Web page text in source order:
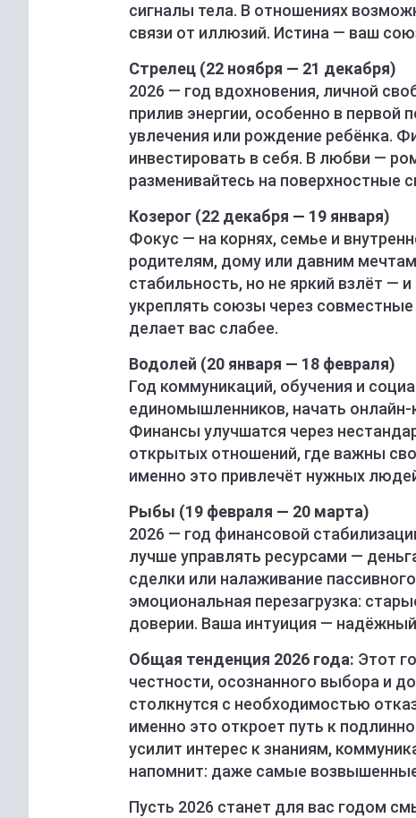
сигналы тела. В отношениях
связи от иллюзий. Истина — ваш
Стрелец (22 ноября — 21 декабря)
2026 — год вдохновения, личной
прилив энергии, особенно в
увлечения или рождение ребёнка.
инвестировать в себя. В любви —
разменивайтесь на поверхностные
Козерог (22 декабря — 19 января)
Фокус — на корнях, семье и
родителям, дому или давним
стабильность, но не яркий взлёт —
укреплять союзы через
делает вас слабее.
Водолей (20 января — 18 февраля)
Год коммуникаций, обучения и
единомышленников, начать онлайн-
Финансы улучшатся через
открытых отношений, где важны
именно это привлечёт нужных
Рыбы (19 февраля — 20 марта)
2026 — год финансовой
лучше управлять ресурсами —
сделки или налаживание
эмоциональная перезагрузка:
доверии. Ваша интуиция —
Общая тенденция 2026 года: Этот
честности, осознанного выбора и
столкнутся с необходимостью
именно это откроет путь к
усилит интерес к знаниям,
напомнит: даже самые
Пусть 2026 станет для вас годом